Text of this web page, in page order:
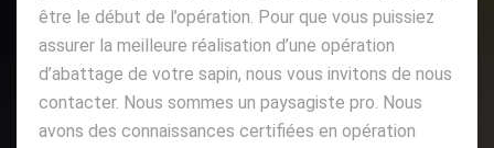
être le début de l’opération. Pour que vous puissiez
assurer la meilleure réalisation d’une opération
d’abattage de votre sapin, nous vous invitons de nous
contacter. Nous sommes un paysagiste pro. Nous
avons des connaissances certifiées en opération